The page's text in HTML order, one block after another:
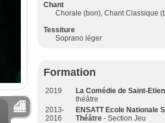
Chant
Chorale (bon), Chant Classique
Tessiture
Soprano léger
Formation
2019 La Comédie de Saint-
théâtre
2013-
2016
ENSATT Ecole Nationale
Théâtre - Section Jeu